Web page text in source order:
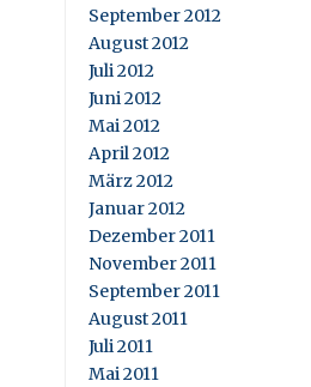
September 2012
August 2012
Juli 2012
Juni 2012
Mai 2012
April 2012
März 2012
Januar 2012
Dezember 2011
November 2011
September 2011
August 2011
Juli 2011
Mai 2011